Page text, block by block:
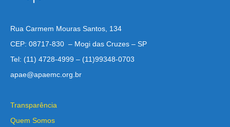
Rua Carmem Mouras Santos, 134
CEP: 08717-830 – Mogi das Cruzes – SP
Tel: (11) 4728-4999 – (11)99348-0703
apae@apaemc.org.br
Transparência
Quem Somos